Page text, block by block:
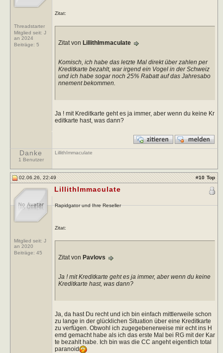
Threadstarter
Mitglied seit: J
an 2024
Beiträge: 5
Zitat:
Zitat von LillithImmaculate
Komisch, ich habe das letzte Mal direkt über zahlen per
Kreditkarte bezahlt, war irgend ein Vogel in der Schweiz
und ich habe sogar noch 25% Rabatt auf das Jahresabo
nnement bekommen.
Ja ! mit Kreditkarte geht es ja immer, aber wenn du keine Kr
editkarte hast, was dann?
Danke
1 Benutzer
LillithImmaculate
02.06.26, 22:49 #10 Top
Mitglied seit: J
an 2020
Beiträge: 45
LillithImmaculate
Rapidgator und Ihre Reseller
Zitat:
Zitat von Pavlovs
Ja ! mit Kreditkarte geht es ja immer, aber wenn du keine
Kreditkarte hast, was dann?
Ja, da hast Du recht und ich bin einfach mittlerweile schon
zu lange in der glücklichen Situation über eine Kreditkarte
zu verfügen. Obwohl ich zugegebenerweise mir echt ins H
emd gemacht habe als ich das erste Mal bei RG mit der Kar
te bezahlt habe. Ich bin was die CC angeht eigentlich total
paranoid